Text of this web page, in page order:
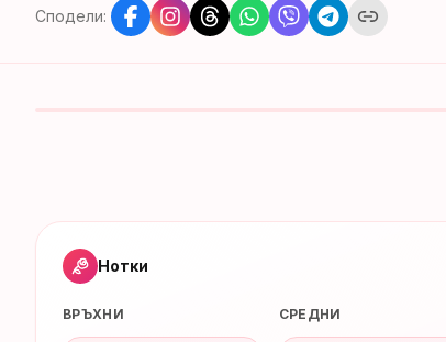
Сподели:
Нотки
ВРЪХНИ СРЕДНИ